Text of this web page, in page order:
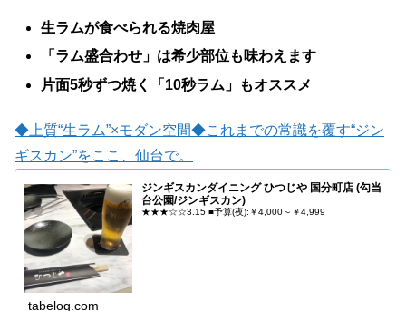
生ラムが食べられる焼肉屋
「ラム盛合わせ」は希少部位も味わえます
片面5秒ずつ焼く「10秒ラム」もオススメ
◆上質“生ラム”×モダン空間◆これまでの常識を覆す“ジン
ギスカン”をここ、仙台で。
ジンギスカンダイニング ひつじや 国分町店 (勾当
台公園/ジンギスカン)
★★★☆☆3.15 ■予算(夜):￥4,000～￥4,999
tabelog.com